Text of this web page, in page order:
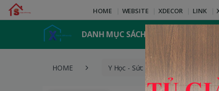
HOME WEBSITE XDECOR LINK
DANH MỤC SÁCH
HOME Y Học - Sức Khỏe